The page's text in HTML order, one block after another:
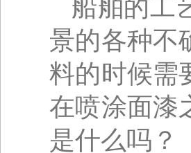
船舶的工
景的各种不
料的时候需
在喷涂面漆
是什么吗？